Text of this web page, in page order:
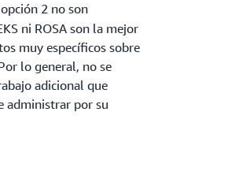
2 no son
ni ROSA son la mejor
muy específicos sobre
lo general, no se
adicional que
administrar por su